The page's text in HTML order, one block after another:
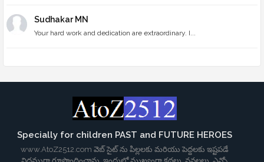
Sudhakar MN
Your hard work and dedication are extraordinary. I...
Specially for children PAST and FUTURE HEROES
www.AtoZ2512.com వెబ్ సైట్ ను పిల్లలకు మరియు పెద్దలకు ఇష్టపడే
విధముగా రూపొందించాను. ఇందులో ముఖ్యంగా కథలు, నవలలు, ఎన్నో